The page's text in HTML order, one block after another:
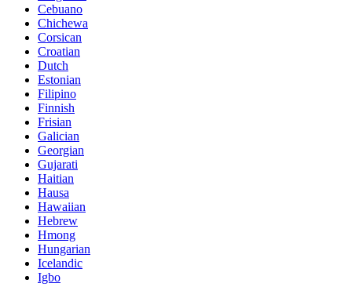
Cebuano
Chichewa
Corsican
Croatian
Dutch
Estonian
Filipino
Finnish
Frisian
Galician
Georgian
Gujarati
Haitian
Hausa
Hawaiian
Hebrew
Hmong
Hungarian
Icelandic
Igbo